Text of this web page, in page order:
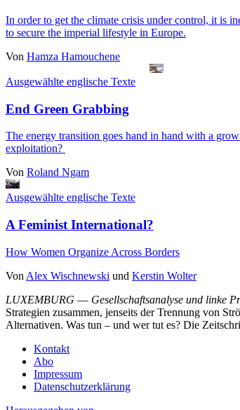
In order to get the climate crisis under control, it is
to secure the imperial lifestyle in Europe.
Von Hamza Hamouchene
Ausgewählte englische Texte
End Green Grabbing
The energy transition goes hand in hand with a
exploitation?
Von Roland Ngam
Ausgewählte englische Texte
A Feminist International?
How Women Organize Across Borders
Von Alex Wischnewski und Kerstin Wolter
LUXEMBURG — Gesellschaftsanalyse und linke
Strategien zusammen, jenseits der Trennung von
Alternativen. Was tun – und wer tut es? Die
Kontakt
Abo
Impressum
Datenschutzerklärung